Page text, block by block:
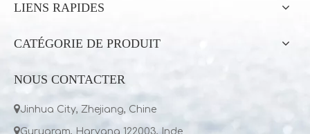
LIENS RAPIDES
CATÉGORIE DE PRODUIT
NOUS CONTACTER
Jinhua City, Zhejiang, Chine
Gurugram, Haryana 122003, Inde